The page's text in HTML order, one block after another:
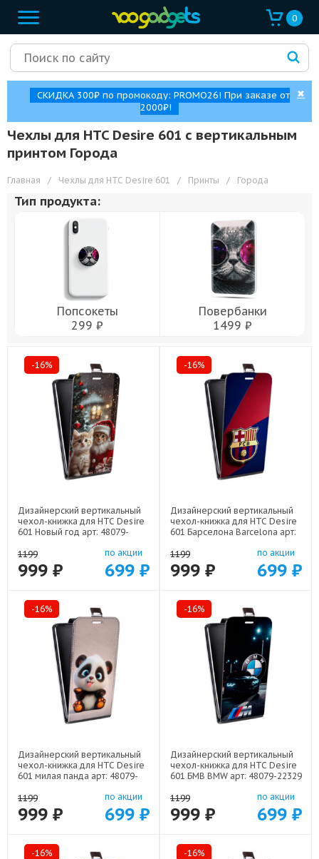
0
СКИДКА 300₽ по промокоду: PROMO26! При заказе от
2000₽!
✖
Чехлы для HTC Desire 601 с вертикальным
принтом Города
Главная / Чехлы для HTC Desire 601 / Принты / Города
Тип продукта:
Попсокеты
299 ₽
Повербанки
1499 ₽
-16%
Дизайнерский вертикальный
чехол-книжка для HTC Desire
601 Новый год арт: 48079-
1199
999 ₽
по акции
699 ₽
-16%
Дизайнерский вертикальный
чехол-книжка для HTC Desire
601 Барселона Barcelona арт:
1199
999 ₽
по акции
699 ₽
-16%
Дизайнерский вертикальный
чехол-книжка для HTC Desire
601 милая панда арт: 48079-
1199
999 ₽
по акции
699 ₽
-16%
Дизайнерский вертикальный
чехол-книжка для HTC Desire
601 БМВ BMW арт: 48079-22329
1199
999 ₽
по акции
699 ₽
-16% -16%